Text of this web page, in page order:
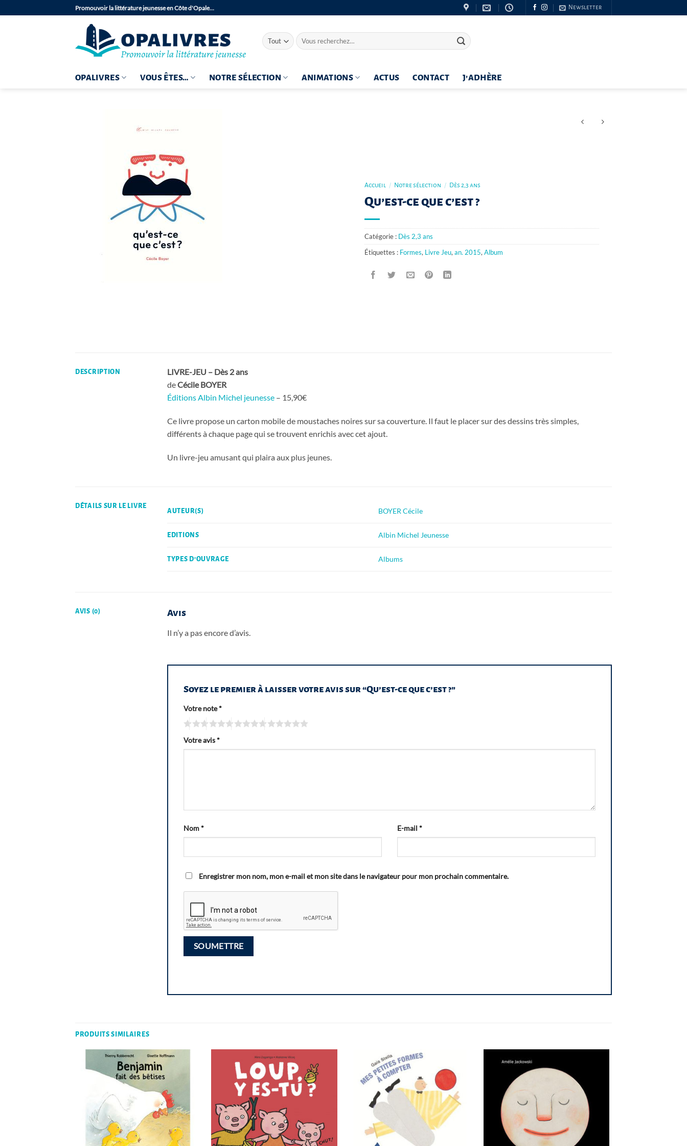
au
Promouvoir la littérature jeunesse en Côte d'Opale… Newsletter
Recherche
pour :
OPALIVRES VOUS ÊTES… NOTRE SÉLECTION ANIMATIONS ACTUS CONTACT J’ADHÈRE
Accueil / Notre sélection / Dès 2,3 ans
Qu’est-ce que c’est ?
Catégorie : Dès 2,3 ans
Étiquettes : Formes, Livre Jeu, an. 2015, Album
DESCRIPTION
LIVRE-JEU – Dès 2 ans
deCécile BOYER
Éditions Albin Michel jeunesse – 15,90€
Ce livre propose un carton mobile de moustaches noires sur sa couverture. Il faut le placer sur des dessins très simples,
différents à chaque page qui se trouvent enrichis avec cet ajout.
Un livre-jeu amusant qui plaira aux plus jeunes.
DÉTAILS SUR LE LIVRE
AUTEUR(S) BOYER Cécile
EDITIONS Albin Michel Jeunesse
TYPES D'OUVRAGE Albums
AVIS (0) Avis
Il n’y a pas encore d’avis.
Soyez le premier à laisser votre avis sur “Qu’est-ce que c’est ?”
Votre note*
Votre avis*
Nom* E-mail *
Enregistrer mon nom, mon e-mail et mon site dans le navigateur pour mon prochain commentaire.
PRODUITS SIMILAIRES